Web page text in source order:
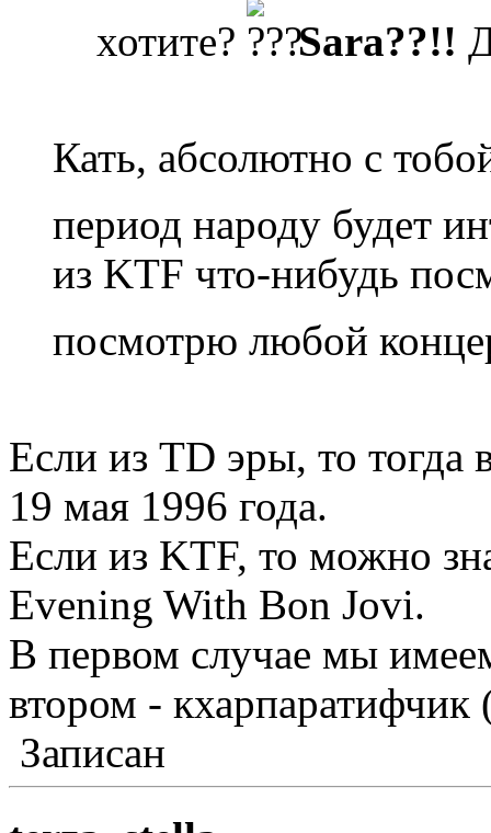
хотите?
Sara??!!
Кать, абсолютно с
период народу будет
из KTF что-нибудь
посмотрю любой
Если из TD эры, то
19 мая 1996 года.
Если из KTF, то можно
Evening With Bon Jovi.
В первом случае мы
втором -
Записан